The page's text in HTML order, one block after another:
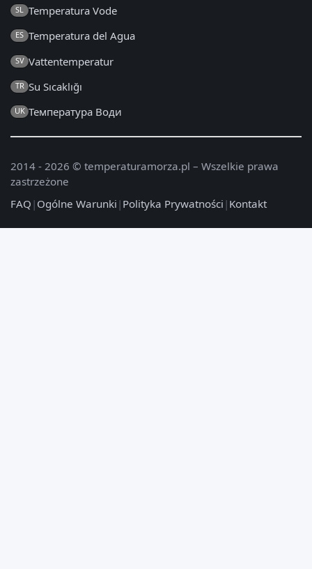
SL Temperatura Vode
ES Temperatura del Agua
SV Vattentemperatur
TR Su Sıcaklığı
UK Температура Води
2014 - 2026 © temperaturamorza.pl – Wszelkie prawa
zastrzeżone
FAQ | Ogólne Warunki | Polityka Prywatności | Kontakt